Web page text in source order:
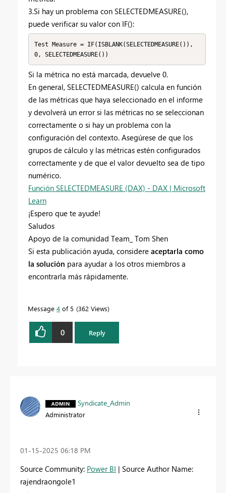
3.Si hay un problema con SELECTEDMEASURE(),
puede verificar su valor con IF():
Test Measure = IF(ISBLANK(SELECTEDMEASURE()),
Si la métrica no está marcada, devuelve 0.
En general, SELECTEDMEASURE() calcula en función
de las métricas que haya seleccionado en el informe
y devolverá un error si las métricas no se seleccionan
correctamente o si hay un problema con la
configuración del contexto. Asegúrese de que los
grupos de cálculo y las métricas estén configurados
correctamente y de que el valor devuelto sea de tipo
numérico.
Función SELECTEDMEASURE (DAX) - DAX | Microsoft
Learn
¡Espero que te ayude!
Saludos
Apoyo de la comunidad Team_ Tom Shen
Si esta publicación ayuda, considere aceptarla como
la solución para ayudar a los otros miembros a
encontrarla más rápidamente.
Message 4 of 5 362 Views
0 Reply
Syndicate_Admin
Administrator
‎01-15-2025 06:18 PM
Source Community: Power BI | Source Author Name:
rajendraongole1